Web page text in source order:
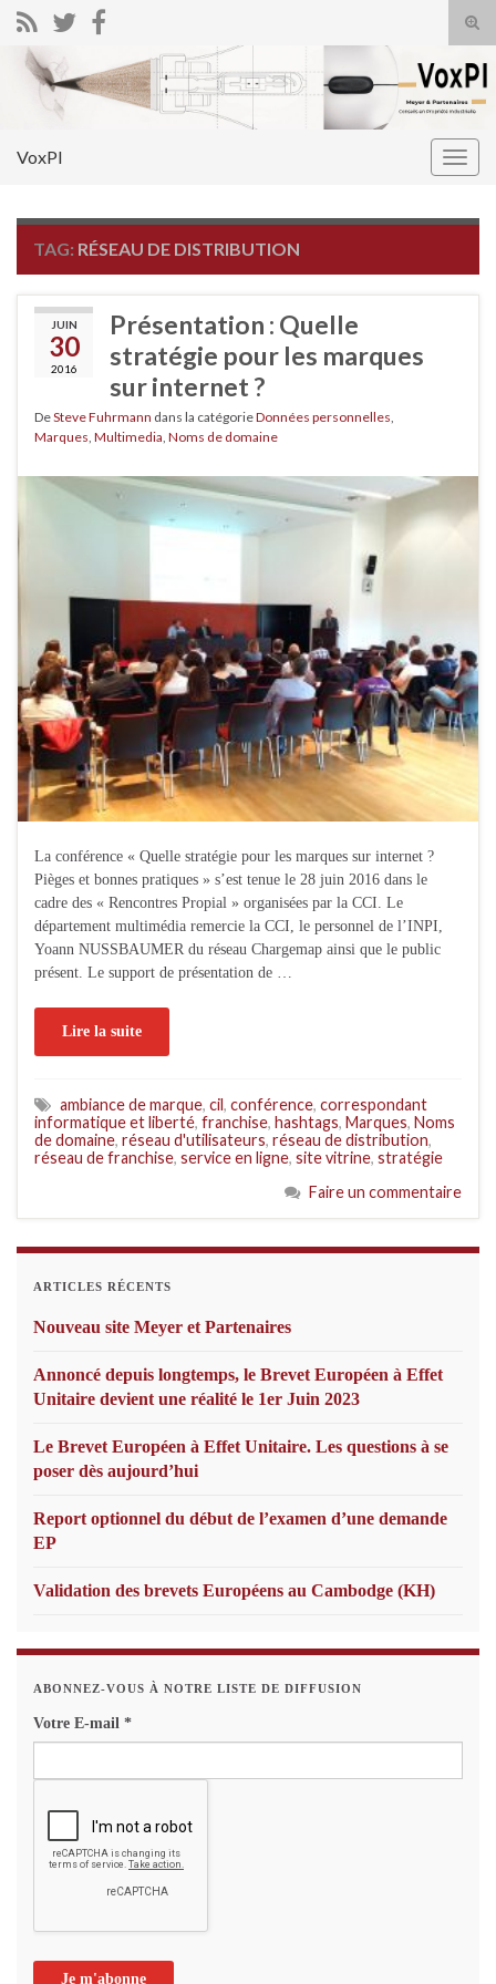
Search for:
VoxPI
TAG: RÉSEAU DE DISTRIBUTION
JUIN
30
2016
Présentation : Quelle
stratégie pour les marques
sur internet ?
DeSteve Fuhrmann dans la catégorieDonnées personnelles
Marques Multimedia Noms de domaine
La conférence « Quelle stratégie pour les marques sur internet ?
Pièges et bonnes pratiques » s’est tenue le 28 juin 2016 dans le
cadre des « Rencontres Propial » organisées par la CCI. Le
département multimédia remercie la CCI, le personnel de l’INPI,
Yoann NUSSBAUMER du réseau Chargemap ainsi que le public
présent. Le support de présentation de …
Lire la suite
ambiance de marque, cil, conférence, correspondant
informatique et liberté, franchise, hashtags, Marques, Noms
de domaine, réseau d'utilisateurs, réseau de distribution,
réseau de franchise, service en ligne, site vitrine, stratégie
Faire un commentaire
ARTICLES RÉCENTS
Nouveau site Meyer et Partenaires
Annoncé depuis longtemps, le Brevet Européen à Effet
Unitaire devient une réalité le 1er Juin 2023
Le Brevet Européen à Effet Unitaire. Les questions à se
poser dès aujourd’hui
Report optionnel du début de l’examen d’une demande
EP
Validation des brevets Européens au Cambodge (KH)
ABONNEZ-VOUS À NOTRE LISTE DE DIFFUSION
Votre E-mail *